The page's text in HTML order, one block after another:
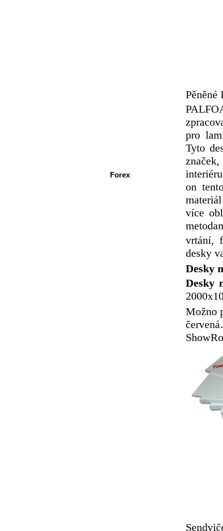
Forex
Pěněné
pro
Tyto
on
více
vrtání,
desky
Desky
Desky
Možno